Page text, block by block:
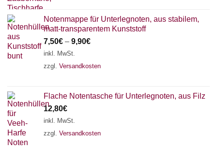
Notenmappe für Unterlegnoten, aus stabilem,
matt-transparentem Kunststoff
7,50€ – 9,90€
inkl. MwSt.
zzgl. Versandkosten
Flache Notentasche für Unterlegnoten, aus Filz
12,80€
inkl. MwSt.
zzgl. Versandkosten